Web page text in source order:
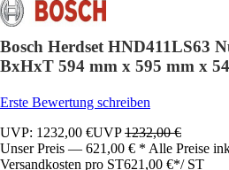
Bosch Herdset HND411LS63
BxHxT 594 mm x 595 mm x
Erste Bewertung schreiben
UVP: 1232,00 €UVP1232,00 €
Unser Preis — 621,00 € * Alle Preise
Versandkosten pro ST621,00 €*/ ST